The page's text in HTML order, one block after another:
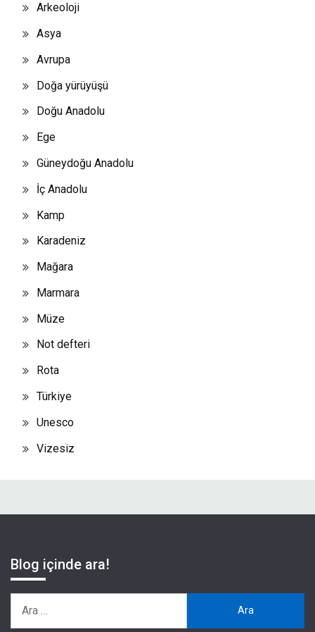
Arkeoloji
Asya
Avrupa
Doğa yürüyüşü
Doğu Anadolu
Ege
Güneydoğu Anadolu
İç Anadolu
Kamp
Karadeniz
Mağara
Marmara
Müze
Not defteri
Rota
Türkiye
Unesco
Vizesiz
Blog içinde ara!